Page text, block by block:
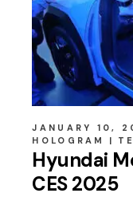
JANUARY 10,
HOLOGRAM
Hyundai
CES 2025